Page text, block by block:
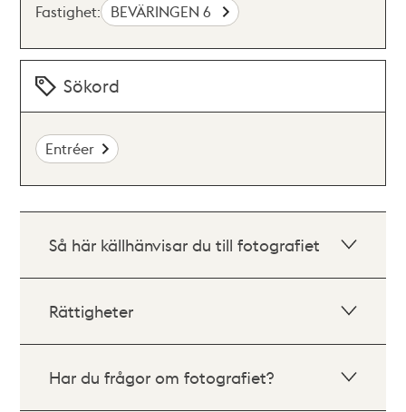
Fastighet: BEVÄRINGEN 6
Sökord
Entréer
Så här källhänvisar du till fotografiet
Rättigheter
Har du frågor om fotografiet?